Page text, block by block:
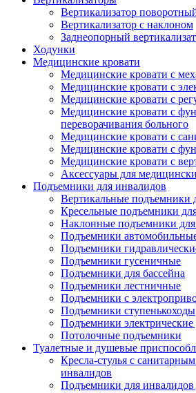
Вертикализатор
Вертикализатор с наклоном
Заднеопорный
Ходунки
Медицинские кровати
Медицинские кровати с
Медицинские кровати с
Медицинские кровати с
Медицинские кровати с
переворачивания больного
Медицинские кровати с
Медицинские кровати с
Медицинские кровати с
Аксессуары для
Подъемники для инвалидов
Вертикальные подъемники
Кресельные подъемники
Наклонные подъемники
Подъемники
Подъемники
Подъемники гусеничные
Подъемники для бассейна
Подъемники лестничные
Подъемники с
Подъемники ступенькоходы
Подъемники
Потолочные подъемники
Туалетные и душевые
Кресла-стулья с
инвалидов
Подъемники для